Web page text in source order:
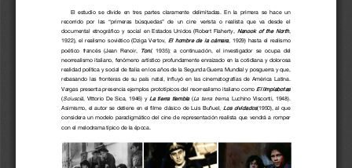
El  estudio  se  divide  en  tres  partes  claramente  delimitadas.  En  la  primera  se  hace  un
recorrido  por  las  “primeras  búsquedas”  de  un  cine  verista  o  realista  que  va  desde  el
documental  etnográfico  y  social  en  Estados  Unidos  (Robert  Flaherty,
Nanook  of  the  North,
1922),  el  realismo  soviético  (Dziga  Vertov,
El  hombre  de  la  cámara,  1929)  hasta  el  realismo
poético  francés  (Jean  Renoir,
Toni,  1935);  a  continuación,  el  investigador  se  ocupa  del
neorrealismo  italiano,  fenómeno  artístico  profundamente  enraizado  en  la  cotidiana  y  dolorosa
realidad política y social de Italia en los años de la Segunda Guerra Mundial y posguerra y que,
rebasando  las  fronteras  de  su  país  natal,  influyó  en  las  cinematografías  de  América  Latina.
Vargas presenta presencia ejemplos prototípicos del neorrealismo italiano como El limpiabotas
(Sciuscià,  Vittorio  De  Sica,  1946)  y La  tierra  tiembla (La  terra  trema, Luchino  Visconti,  1948).
Asimismo,  el  autor  se  detiene  en  el  filme  clásico  de  Luis  Buñuel, Los  olvidados(1950),  al  que
considera  un  modelo  paradigmático  del  cine  de  representación  realista  que  vendrá  a  romper
con el melodrama típico de la época.